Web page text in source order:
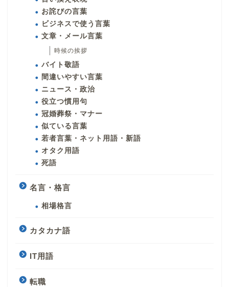
お詫びの言葉
ビジネスで使う言葉
文章・メール言葉
時候の挨拶
バイト敬語
間違いやすい言葉
ニュース・政治
役立つ慣用句
冠婚葬祭・マナー
似ている言葉
若者言葉・ネット用語・新語
オタク用語
死語
名言・格言
相場格言
カタカナ語
IT用語
転職